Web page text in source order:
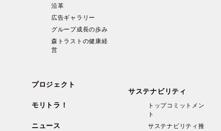
沿革
広告ギャラリー
グループ成長の歩み
森トラストの健康経
営
プロジェクト
モリトラ！
ニュース
サステナビリティ
トップコミットメン
ト
サステナビリティ推